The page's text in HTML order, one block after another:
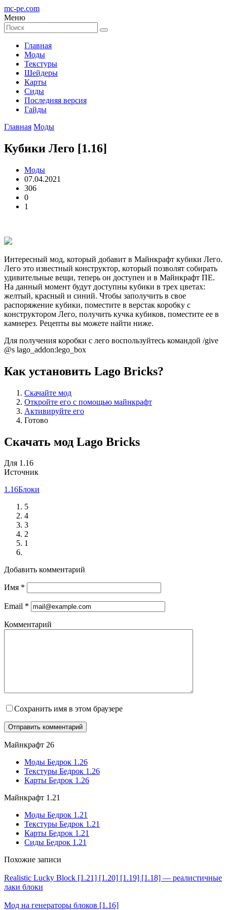
mc-pe.com
Меню
Главная
Моды
Текстуры
Шейдеры
Карты
Сиды
Последняя версия
Гайды
Главная Моды
Кубики Лего [1.16]
Моды
07.04.2021
306
0
1
Интересный мод, который добавит в Майнкрафт кубики Лего.
Лего это известный конструктор, который позволят собирать
удивительные вещи, теперь он доступен и в Майнкрафт ПЕ.
На данный момент будут доступны кубики в трех цветах:
желтый, красный и синий. Чтобы заполучить в свое
распоряжение кубики, поместите в верстак коробку с
конструктором Лего, получить кучка кубиков, поместите ее в
камнерез. Рецепты вы можете найти ниже.
Для получения коробки с лего воспользуйтесь командой /give
@s lago_addon:lego_box
Как установить Lago Bricks?
Скачайте мод
Откройте его с помощью майнкрафт
Активируйте его
Готово
Скачать мод Lago Bricks
Для 1.16
Источник
1.16Блоки
5
4
3
2
1
Добавить комментарий
Имя *
Email *
Комментарий
Сохранить имя в этом браузере
Майнкрафт 26
Моды Бедрок 1.26
Текстуры Бедрок 1.26
Карты Бедрок 1.26
Майнкрафт 1.21
Моды Бедрок 1.21
Текстуры Бедрок 1.21
Карты Бедрок 1.21
Сиды Бедрок 1.21
Похожие записи
Realistic Lucky Block [1.21] [1.20] [1.19] [1.18] — реалистичные
лаки блоки
Мод на генераторы блоков [1.16]